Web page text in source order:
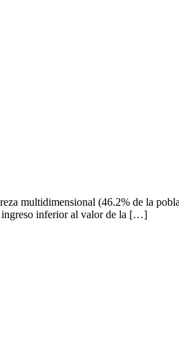
multidimensional (46.2% de la
ingreso inferior al valor de la […]